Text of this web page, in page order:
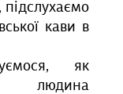
кави в
як